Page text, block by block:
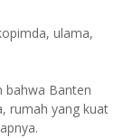
ulama,
bahwa Banten
rumah yang kuat